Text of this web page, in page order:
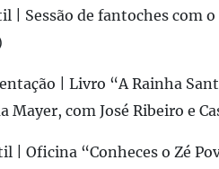
| Sessão de fantoches com
| Livro “A Rainha
Mayer, com José Ribeiro e
| Oficina “Conheces o Zé